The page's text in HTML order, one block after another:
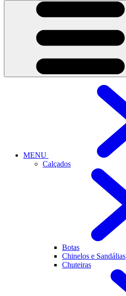
MENU
Calçados
Botas
Chinelos e Sandálias
Chuteiras